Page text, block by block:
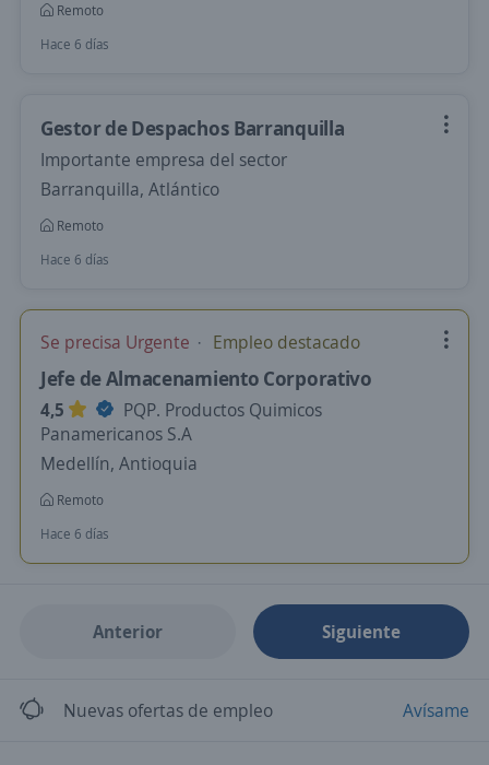
Remoto
Hace 6 días
Gestor de Despachos Barranquilla
Importante empresa del sector
Barranquilla, Atlántico
Remoto
Hace 6 días
Se precisa Urgente Empleo destacado
Jefe de Almacenamiento Corporativo
4,5
PQP. Productos Quimicos
Panamericanos S.A
Medellín, Antioquia
Remoto
Hace 6 días
Anterior Siguiente
Nuevas ofertas de empleo Avísame